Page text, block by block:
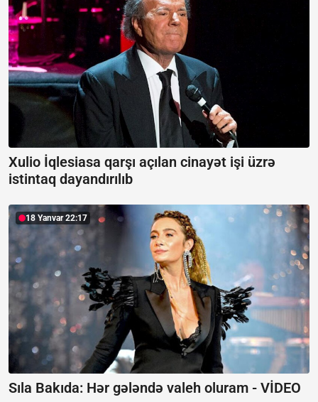
Xulio İqlesiasa qarşı açılan cinayət işi üzrə
istintaq dayandırılıb
18 Yanvar 22:17
Sıla Bakıda: Hər gələndə valeh oluram - VİDEO